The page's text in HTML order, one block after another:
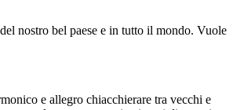
nostro bel paese e in tutto il mondo. Vuole
e allegro chiacchierare tra vecchi e